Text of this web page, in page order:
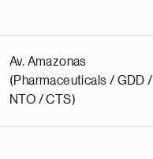
Av. Amazonas
(Pharmaceuticals / GDD /
NTO / CTS)